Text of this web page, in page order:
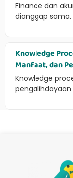
Finance dan
dianggap sama.
Knowledge
Manfaat, dan
Knowledge